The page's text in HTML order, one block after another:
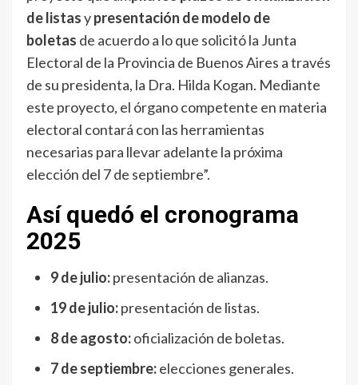
de listasypresentación de modelo de
boletas de acuerdo a lo que solicitó la Junta
Electoral de la Provincia de Buenos Aires a través
de su presidenta, la Dra. Hilda Kogan. Mediante
este proyecto, el órgano competente en materia
electoral contará con las herramientas
necesarias para llevar adelante la próxima
elección del 7 de septiembre”.
Así quedó el cronograma
2025
9 de julio:presentación de alianzas.
19 de julio:presentación de listas.
8 de agosto:oficialización de boletas.
7 de septiembre:elecciones generales.